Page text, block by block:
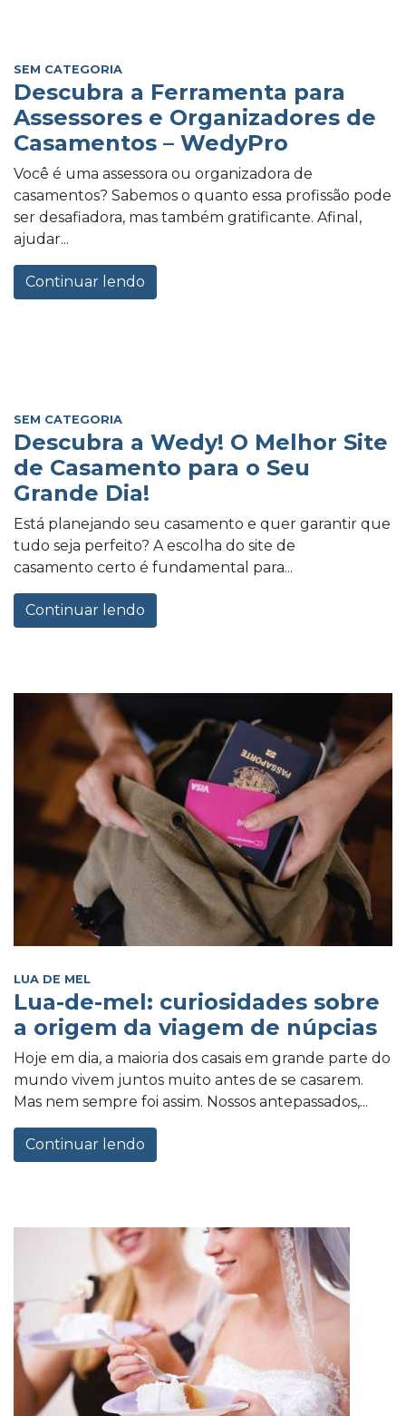
SEM CATEGORIA
Descubra a Ferramenta para
Assessores e Organizadores de
Casamentos – WedyPro
Você é uma assessora ou organizadora de
casamentos? Sabemos o quanto essa profissão pode
ser desafiadora, mas também gratificante. Afinal,
ajudar...
Continuar lendo
SEM CATEGORIA
Descubra a Wedy! O Melhor Site
de Casamento para o Seu
Grande Dia!
Está planejando seu casamento e quer garantir que
tudo seja perfeito? A escolha do site de
casamento certo é fundamental para...
Continuar lendo
LUA DE MEL
Lua-de-mel: curiosidades sobre
a origem da viagem de núpcias
Hoje em dia, a maioria dos casais em grande parte do
mundo vivem juntos muito antes de se casarem.
Mas nem sempre foi assim. Nossos antepassados,...
Continuar lendo